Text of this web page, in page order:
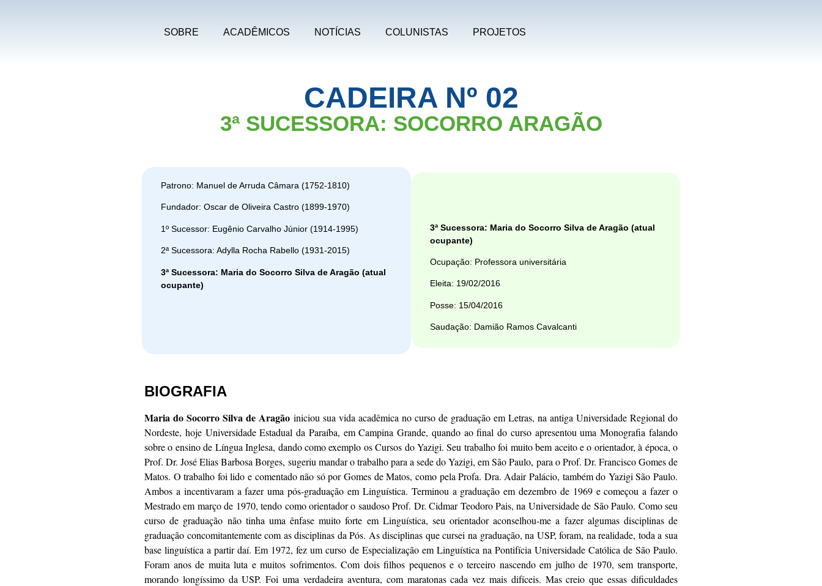
SOBRE ACADÊMICOS NOTÍCIAS COLUNISTAS PROJETOS
CADEIRA Nº 02
3ª SUCESSORA: SOCORRO ARAGÃO
Patrono: Manuel de Arruda Câmara (1752-1810)
Fundador: Oscar de Oliveira Castro (1899-1970)
1º Sucessor: Eugênio Carvalho Júnior (1914-1995)
2ª Sucessora: Adylla Rocha Rabello (1931-2015)
3ª Sucessora: Maria do Socorro Silva de Aragão (atual
ocupante)
3ª Sucessora: Maria do Socorro Silva de Aragão (atual
ocupante)
Ocupação: Professora universitária
Eleita: 19/02/2016
Posse: 15/04/2016
Saudação: Damião Ramos Cavalcanti
BIOGRAFIA
Maria do Socorro Silva de Aragão iniciou sua vida acadêmica no curso de graduação em Letras, na antiga Universidade Regional do
Nordeste, hoje Universidade Estadual da Paraíba, em Campina Grande, quando ao final do curso apresentou uma Monografia falando
sobre o ensino de Língua Inglesa, dando como exemplo os Cursos do Yazigi. Seu trabalho foi muito bem aceito e o orientador, à época, o
Prof. Dr. José Elias Barbosa Borges, sugeriu mandar o trabalho para a sede do Yazigi, em São Paulo, para o Prof. Dr. Francisco Gomes de
Matos. O trabalho foi lido e comentado não só por Gomes de Matos, como pela Profa. Dra. Adair Palácio, também do Yazigi São Paulo.
Ambos a incentivaram a fazer uma pós-graduação em Linguística. Terminou a graduação em dezembro de 1969 e começou a fazer o
Mestrado em março de 1970, tendo como orientador o saudoso Prof. Dr. Cidmar Teodoro Pais, na Universidade de São Paulo. Como seu
curso de graduação não tinha uma ênfase muito forte em Linguística, seu orientador aconselhou-me a fazer algumas disciplinas de
graduação concomitantemente com as disciplinas da Pós. As disciplinas que cursei na graduação, na USP, foram, na realidade, toda a sua
base linguística a partir daí. Em 1972, fez um curso de Especialização em Linguística na Pontifícia Universidade Católica de São Paulo.
Foram anos de muita luta e muitos sofrimentos. Com dois filhos pequenos e o terceiro nascendo em julho de 1970, sem transporte,
morando longíssimo da USP. Foi uma verdadeira aventura, com maratonas cada vez mais difíceis. Mas creio que essas dificuldades